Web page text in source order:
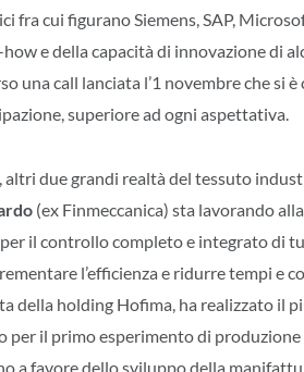
fra cui figurano Siemens, SAP,
e della capacità di innovazione di
una call lanciata l’1 novembre che si
superiore ad ogni aspettativa.
altri due grandi realtà del tessuto
(ex Finmeccanica) sta lavorando
il controllo completo e integrato di
l’efficienza e ridurre tempi e
della holding Hofima, ha realizzato il
per il primo esperimento di produzione
a favore dello sviluppo della